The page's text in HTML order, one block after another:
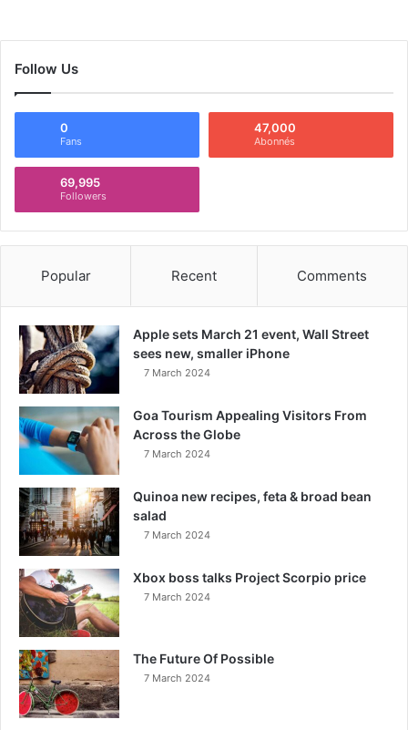
Follow Us
0
Fans
47,000
Abonnés
69,995
Followers
Popular Recent Comments
Apple sets March 21 event, Wall Street
sees new, smaller iPhone
7 March 2024
Goa Tourism Appealing Visitors From
Across the Globe
7 March 2024
Quinoa new recipes, feta & broad bean
salad
7 March 2024
Xbox boss talks Project Scorpio price
7 March 2024
The Future Of Possible
7 March 2024